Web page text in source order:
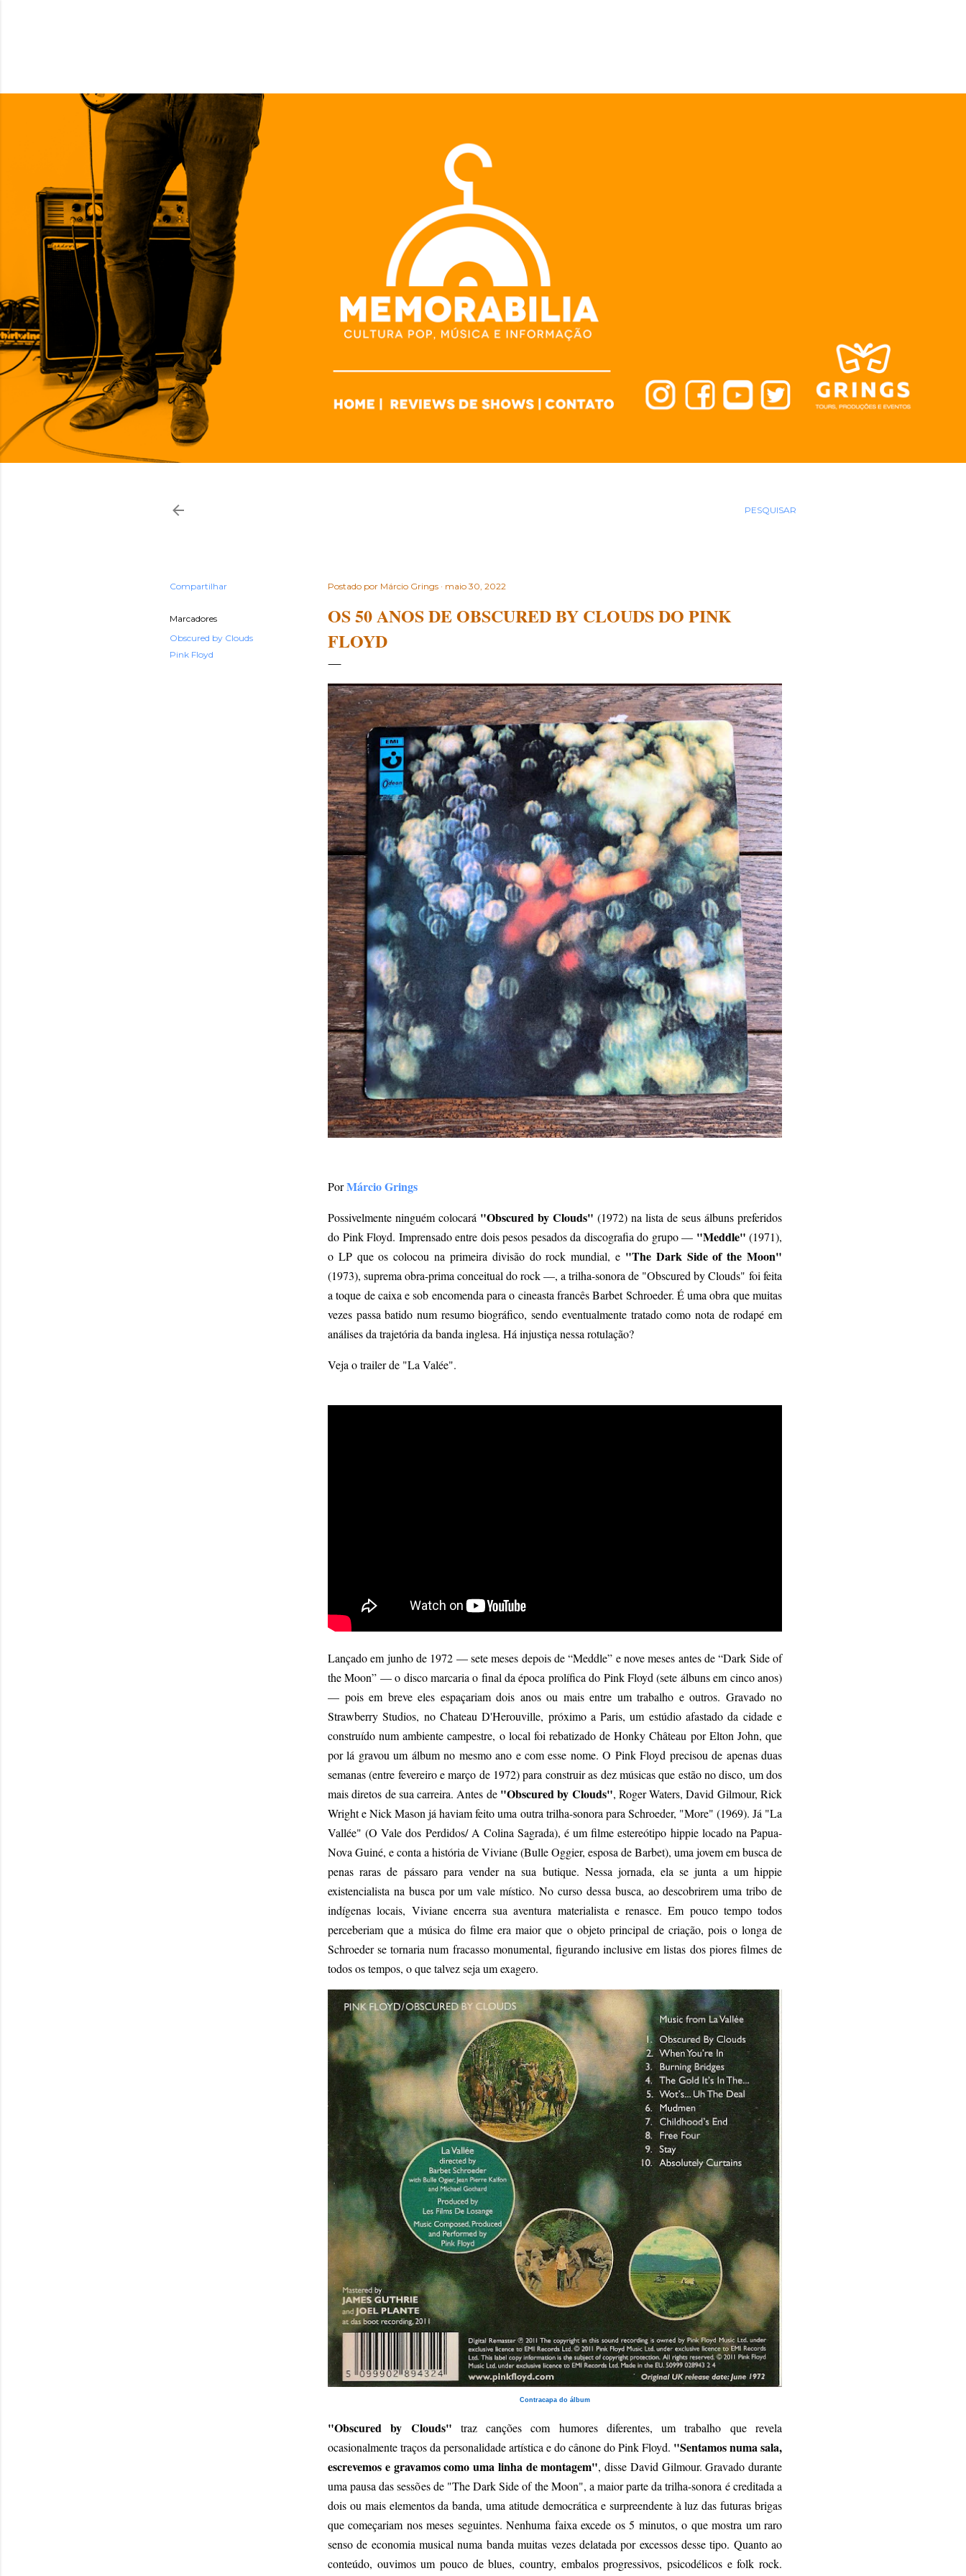
PESQUISAR
Compartilhar
Marcadores
Obscured by Clouds
Pink Floyd
Postado por Márcio Grings maio 30, 2022
OS 50 ANOS DE OBSCURED BY CLOUDS DO PINK
FLOYD
PorMárcio Grings
Possivelmente ninguém colocará "Obscured by Clouds" (1972) na lista de seus álbuns preferidos
do Pink Floyd. Imprensado entre dois pesos pesados da discografia do grupo — "Meddle" (1971),
o LP que os colocou na primeira divisão do rock mundial, e "The Dark Side of the Moon"
(1973), suprema obra-prima conceitual do rock —, a trilha-sonora de "Obscured by Clouds" foi feita
a toque de caixa e sob encomenda para o cineasta francês Barbet Schroeder. É uma obra que muitas
vezes passa batido num resumo biográfico, sendo eventualmente tratado como nota de rodapé em
análises da trajetória da banda inglesa. Há injustiça nessa rotulação?
Veja o trailer de "La Valée".
Lançado em junho de 1972 — sete meses depois de “Meddle” e nove meses antes de “Dark Side of
the Moon” — o disco marcaria o final da época prolífica do Pink Floyd (sete álbuns em cinco anos)
— pois em breve eles espaçariam dois anos ou mais entre um trabalho e outros. Gravado no
Strawberry Studios, no Chateau D'Herouville, próximo a Paris, um estúdio afastado da cidade e
construído num ambiente campestre, o local foi rebatizado de Honky Château por Elton John, que
por lá gravou um álbum no mesmo ano e com esse nome. O Pink Floyd precisou de apenas duas
semanas (entre fevereiro e março de 1972) para construir as dez músicas que estão no disco, um dos
mais diretos de sua carreira. Antes de "Obscured by Clouds", Roger Waters, David Gilmour, Rick
Wright e Nick Mason já haviam feito uma outra trilha-sonora para Schroeder, "More" (1969). Já "La
Vallée" (O Vale dos Perdidos/ A Colina Sagrada), é um filme estereótipo hippie locado na Papua-
Nova Guiné, e conta a história de Viviane (Bulle Oggier, esposa de Barbet), uma jovem em busca de
penas raras de pássaro para vender na sua butique. Nessa jornada, ela se junta a um hippie
existencialista na busca por um vale místico. No curso dessa busca, ao descobrirem uma tribo de
indígenas locais, Viviane encerra sua aventura materialista e renasce. Em pouco tempo todos
perceberiam que a música do filme era maior que o objeto principal de criação, pois o longa de
Schroeder se tornaria num fracasso monumental, figurando inclusive em listas dos piores filmes de
todos os tempos, o que talvez seja um exagero.
Contracapa do álbum
"Obscured by Clouds" traz canções com humores diferentes, um trabalho que revela
ocasionalmente traços da personalidade artística e do cânone do Pink Floyd. "Sentamos numa sala,
escrevemos e gravamos como uma linha de montagem", disse David Gilmour. Gravado durante
uma pausa das sessões de "The Dark Side of the Moon", a maior parte da trilha-sonora é creditada a
dois ou mais elementos da banda, uma atitude democrática e surpreendente à luz das futuras brigas
que começariam nos meses seguintes. Nenhuma faixa excede os 5 minutos, o que mostra um raro
senso de economia musical numa banda muitas vezes delatada por excessos desse tipo. Quanto ao
conteúdo, ouvimos um pouco de blues, country, embalos progressivos, psicodélicos e folk rock.